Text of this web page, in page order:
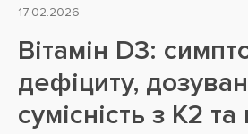
17.02.2026
Вітамін D3:
дефіциту,
сумісність з K2